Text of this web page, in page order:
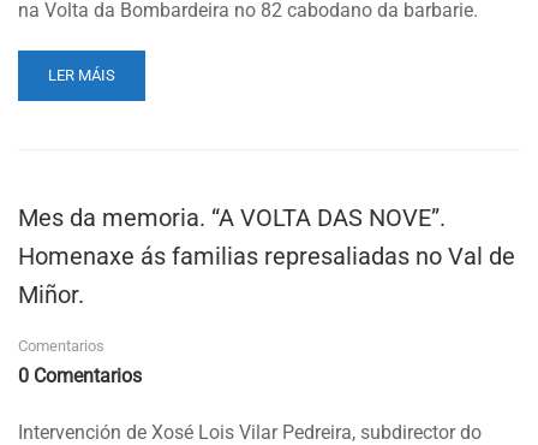
na Volta da Bombardeira no 82 cabodano da barbarie.
READ
MORE
DOS
ACTO
HOMENAXE
LER MÁIS
Mes da memoria. “A VOLTA DAS NOVE”.
Homenaxe ás familias represaliadas no Val de
Miñor.
Comentarios
0 Comentarios
Intervención de Xosé Lois Vilar Pedreira, subdirector do